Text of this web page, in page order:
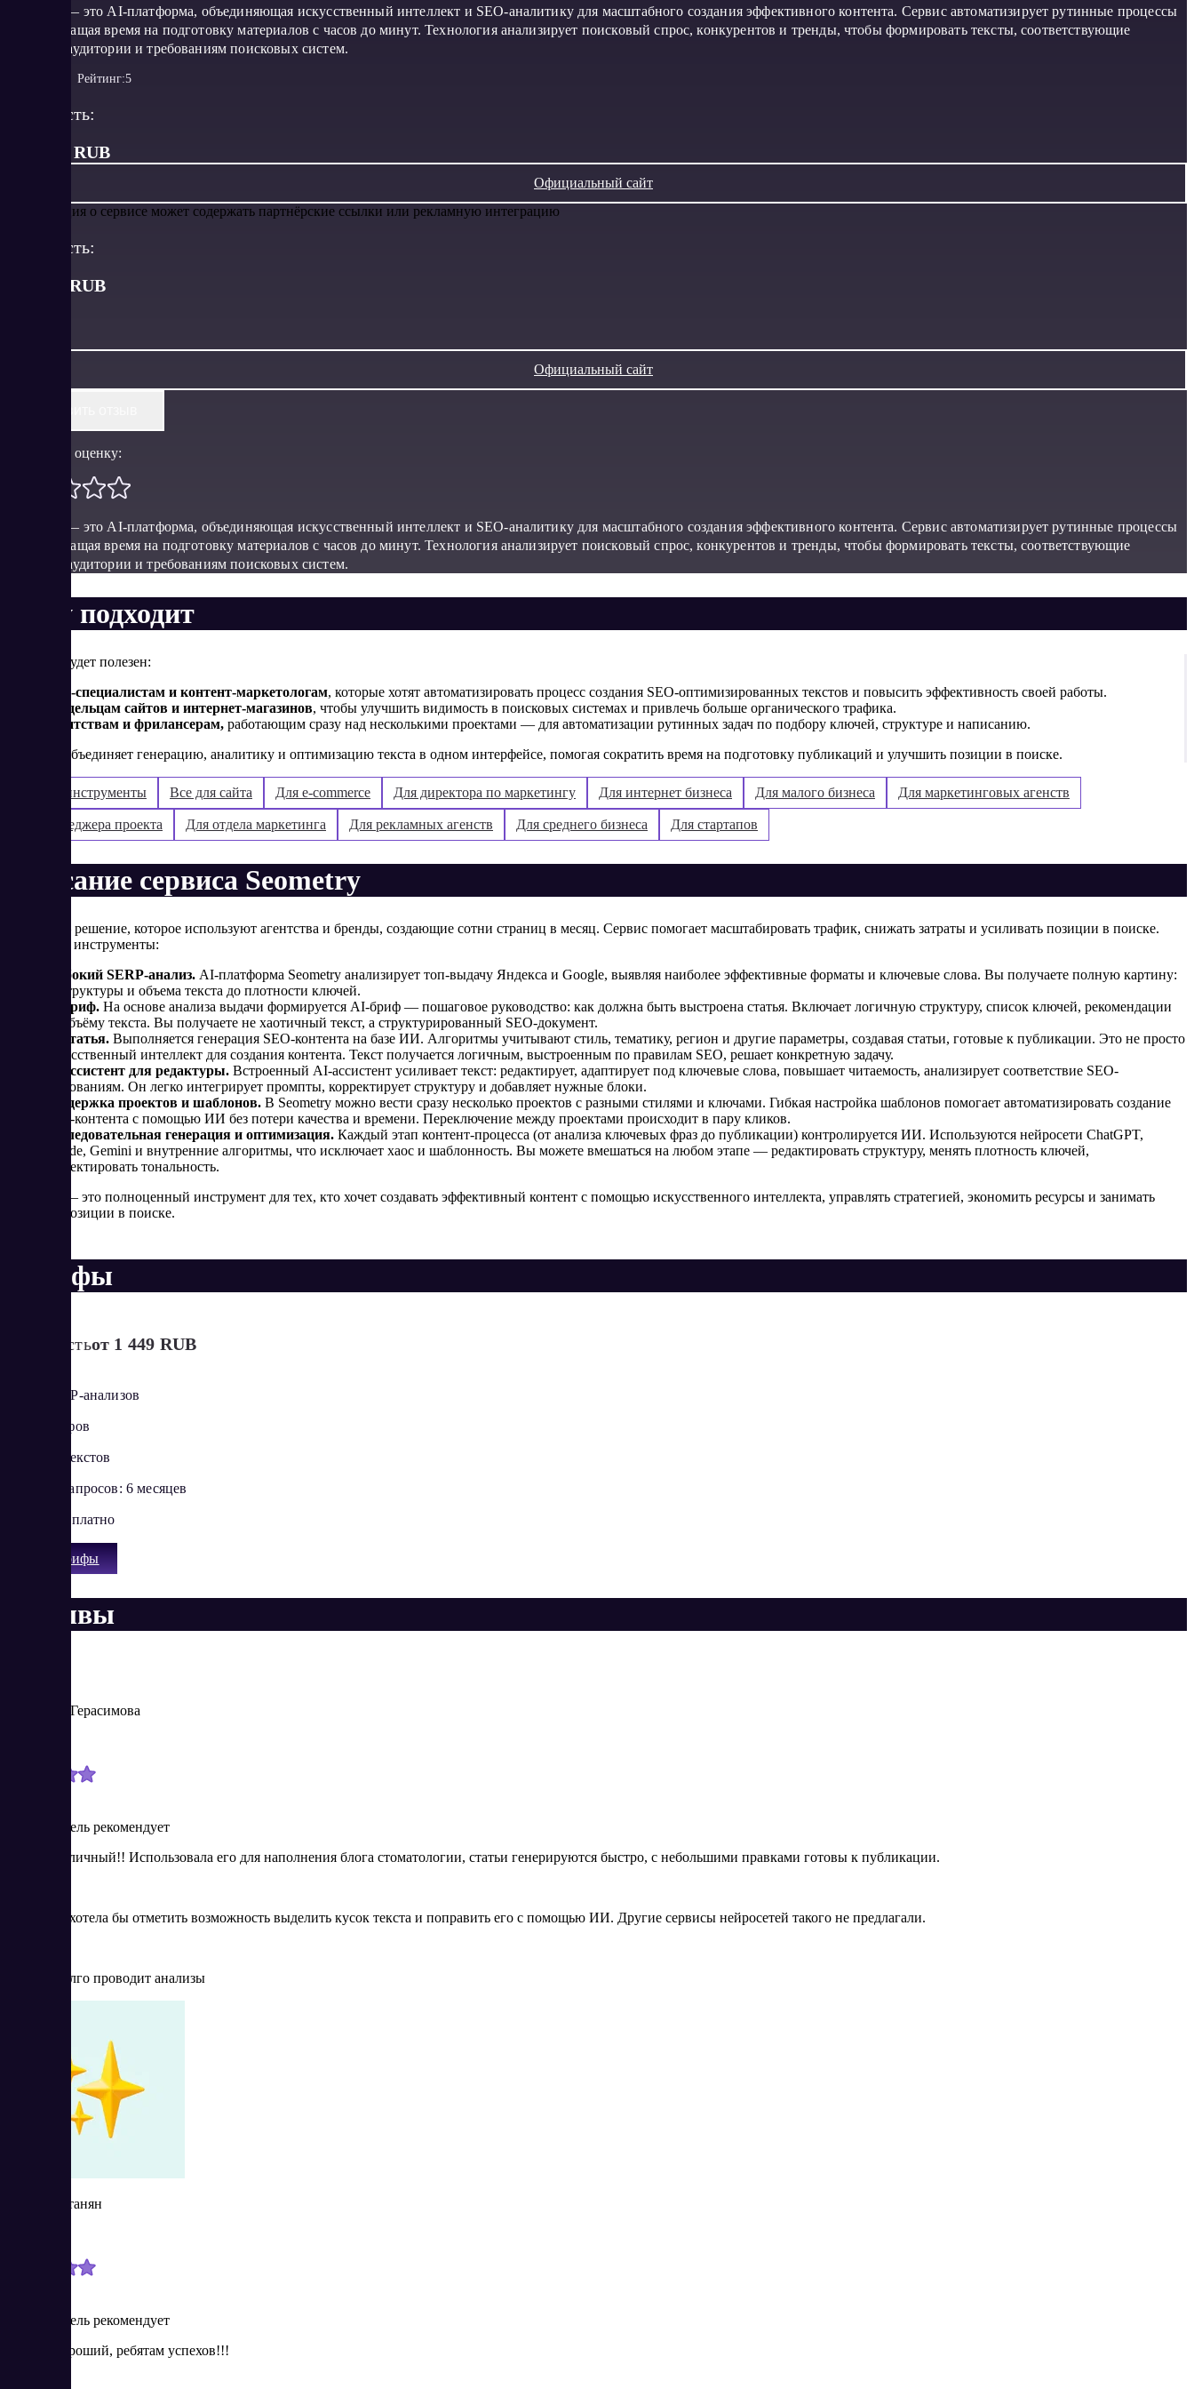
Seometry — это AI-платформа, объединяющая искусственный интеллект и SEO-аналитику для масштабного создания эффективного контента. Сервис автоматизирует рутинные процессы
SEO, сокращая время на подготовку материалов с часов до минут. Технология анализирует поисковый спрос, конкурентов и тренды, чтобы формировать тексты, соответствующие
запросам аудитории и требованиям поисковых систем.
Рейтинг:5
Стоимость:
от 1 449 RUB
Официальный сайт
Информация о сервисе может содержать партнёрские ссылки или рекламную интеграцию
Стоимость:
RUB
Официальный сайт
Поставить оценку:
Seometry — это AI-платформа, объединяющая искусственный интеллект и SEO-аналитику для масштабного создания эффективного контента. Сервис автоматизирует рутинные процессы
SEO, сокращая время на подготовку материалов с часов до минут. Технология анализирует поисковый спрос, конкурентов и тренды, чтобы формировать тексты, соответствующие
запросам аудитории и требованиям поисковых систем.
Кому подходит
Seometry будет полезен:
SEO-специалистам и контент-маркетологам, которые хотят автоматизировать процесс создания SEO-оптимизированных текстов и повысить эффективность своей работы.
Владельцам сайтов и интернет-магазинов, чтобы улучшить видимость в поисковых системах и привлечь больше органического трафика.
Агентствам и фрилансерам, работающим сразу над несколькими проектами — для автоматизации рутинных задач по подбору ключей, структуре и написанию.
Seometry объединяет генерацию, аналитику и оптимизацию текста в одном интерфейсе, помогая сократить время на подготовку публикаций и улучшить позиции в поиске.
Бизнес-инструменты Все для сайта Для e-commerce Для директора по маркетингу Для интернет бизнеса Для малого бизнеса Для маркетинговых агенств
Для менеджера проекта Для отдела маркетинга Для рекламных агенств Для среднего бизнеса Для стартапов
Описание сервиса Seometry
Seometry – решение, которое используют агентства и бренды, создающие сотни страниц в месяц. Сервис помогает масштабировать трафик, снижать затраты и усиливать позиции в поиске.
Основные инструменты:
Глубокий SERP-анализ. AI-платформа Seometry анализирует топ-выдачу Яндекса и Google, выявляя наиболее эффективные форматы и ключевые слова. Вы получаете полную картину:
от структуры и объема текста до плотности ключей.
AI-бриф. На основе анализа выдачи формируется AI-бриф — пошаговое руководство: как должна быть выстроена статья. Включает логичную структуру, список ключей, рекомендации
по объёму текста. Вы получаете не хаотичный текст, а структурированный SEO-документ.
AI-статья. Выполняется генерация SEO-контента на базе ИИ. Алгоритмы учитывают стиль, тематику, регион и другие параметры, создавая статьи, готовые к публикации. Это не просто
искусственный интеллект для создания контента. Текст получается логичным, выстроенным по правилам SEO, решает конкретную задачу.
AI-ассистент для редактуры. Встроенный AI-ассистент усиливает текст: редактирует, адаптирует под ключевые слова, повышает читаемость, анализирует соответствие SEO-
требованиям. Он легко интегрирует промпты, корректирует структуру и добавляет нужные блоки.
Поддержка проектов и шаблонов. В Seometry можно вести сразу несколько проектов с разными стилями и ключами. Гибкая настройка шаблонов помогает автоматизировать создание
SEO-контента с помощью ИИ без потери качества и времени. Переключение между проектами происходит в пару кликов.
Последовательная генерация и оптимизация. Каждый этап контент-процесса (от анализа ключевых фраз до публикации) контролируется ИИ. Используются нейросети ChatGPT,
Claude, Gemini и внутренние алгоритмы, что исключает хаос и шаблонность. Вы можете вмешаться на любом этапе — редактировать структуру, менять плотность ключей,
корректировать тональность.
Seometry — это полноценный инструмент для тех, кто хочет создавать эффективный контент с помощью искусственного интеллекта, управлять стратегией, экономить ресурсы и занимать
топовые позиции в поиске.
Тарифы
Стоимостьот 1 449 RUB
до 50 SERP-анализов
до 38 брифов
до 20 AI-текстов
История запросов: 6 месяцев
7 дней бесплатно
Все тарифы
Отзывы
Вероника Герасимова
Пользователь рекомендует
Сервис отличный!! Использовала его для наполнения блога стоматологии, статьи генерируются быстро, с небольшими правками готовы к публикации.
Отдельно хотела бы отметить возможность выделить кусок текста и поправить его с помощью ИИ. Другие сервисы нейросетей такого не предлагали.
Иногда долго проводит анализы
Георг Вартанян
Пользователь рекомендует
Сервис хороший, ребятам успехов!!!